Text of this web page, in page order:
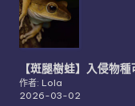
【斑腿樹蛙】入侵物
作者: Lola
2026-03-02